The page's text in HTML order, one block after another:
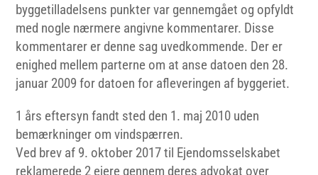
byggetilladelsens punkter var gennemgået og opfyldt
med nogle nærmere angivne kommentarer. Disse
kommentarer er denne sag uvedkommende. Der er
enighed mellem parterne om at anse datoen den 28.
januar 2009 for datoen for afleveringen af byggeriet.
1 års eftersyn fandt sted den 1. maj 2010 uden
bemærkninger om vindspærren.
Ved brev af 9. oktober 2017 til Ejendomsselskabet
reklamerede 2 ejere gennem deres advokat over